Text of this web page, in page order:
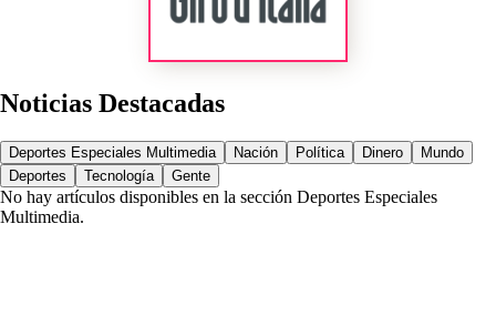
Noticias Destacadas
Deportes Especiales Multimedia Nación Política Dinero
Mundo
Deportes
Tecnología Gente
No hay artículos disponibles en la sección Deportes Especiales
Multimedia.